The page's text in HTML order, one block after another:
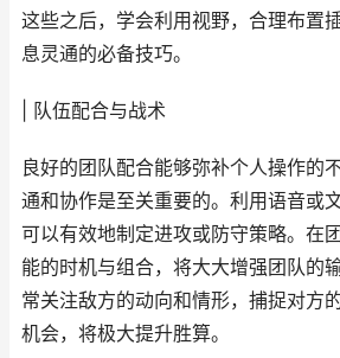
这些之后，学会利用视野，合理布置
息灵通的必备技巧。
| 队伍配合与战术
良好的团队配合能够弥补个人操作的
通和协作是至关重要的。利用语音或
可以有效地制定进攻或防守策略。在
能的时机与组合，将大大增强团队的
常关注敌方的动向和情形，捕捉对方
机会，将极大提升胜算。